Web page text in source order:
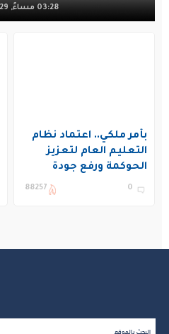
03:28 مساءً, 29 Jul 2026
بأمر ملكي.. اعتماد نظام
التعليم العام لتعزيز
الحوكمة ورفع جودة
التعليم في المملكة
0
88257